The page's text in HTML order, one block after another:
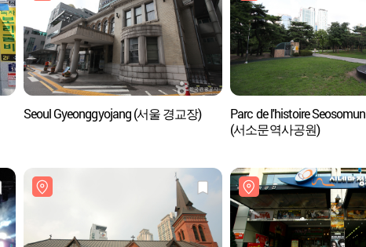
Seoul Gyeonggyojang (서울 경교장)
Parc de l'histoire Seosomun
(서소문역사공원)